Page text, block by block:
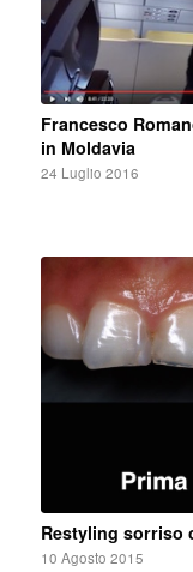
Francesco
in Moldavia
24 Luglio 2016
Restyling sorriso
10 Agosto 2015